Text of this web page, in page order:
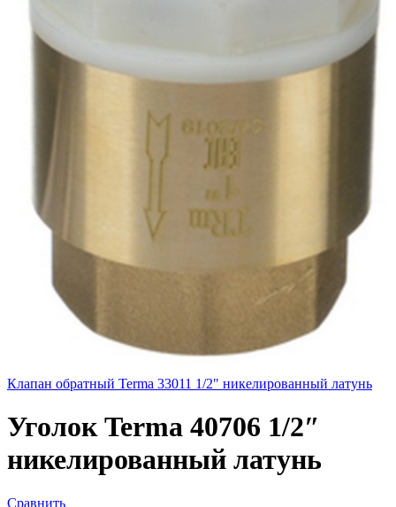
Клапан обратный Terma 33011 1/2" никелированный латунь
Уголок Terma 40706 1/2″
никелированный латунь
Сравнить